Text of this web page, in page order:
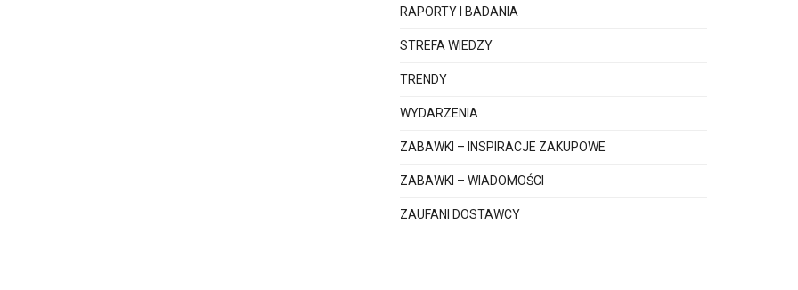
RAPORTY I BADANIA
STREFA WIEDZY
TRENDY
WYDARZENIA
ZABAWKI – INSPIRACJE ZAKUPOWE
ZABAWKI – WIADOMOŚCI
ZAUFANI DOSTAWCY